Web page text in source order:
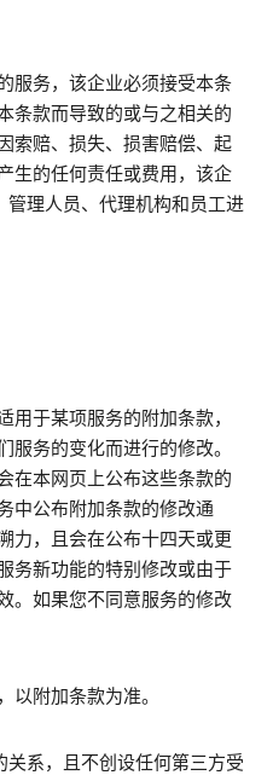
服务，该企业必须接受本条
条款而导致的或与之相关的
索赔、损失、损害赔偿、起
生的任何责任或费用，该企
管理人员、代理机构和员工进
用于某项服务的附加条款，
服务的变化而进行的修改。
在本网页上公布这些条款的
中公布附加条款的修改通
力，且会在公布十四天或更
务新功能的特别修改或由于
。如果您不同意服务的修改
以附加条款为准。
系，且不创设任何第三方受